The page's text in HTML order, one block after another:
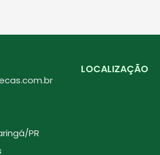
PR
LOCALIZAÇÃO